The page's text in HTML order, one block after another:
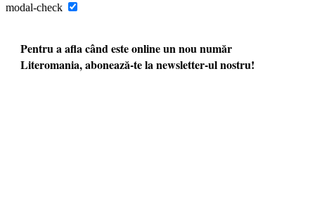
modal-check
Pentru a afla când este online un nou număr
Literomania, abonează-te la newsletter-ul nostru!